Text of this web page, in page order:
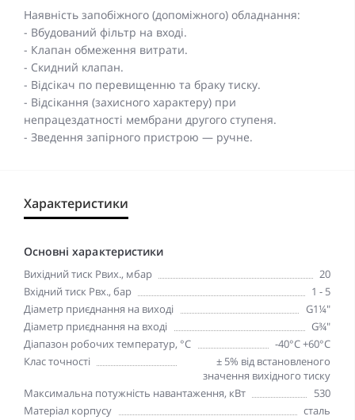
Наявність запобіжного (допоміжного) обладнання:
- Вбудований фільтр на вході.
- Клапан обмеження витрати.
- Скидний клапан.
- Відсікач по перевищенню та браку тиску.
- Відсікання (захисного характеру) при
непрацездатності мембрани другого ступеня.
- Зведення запірного пристрою — ручне.
Характеристики
Основні характеристики
Вихідний тиск Рвих., мбар
20
Вхідний тиск Рвх., бар
1 - 5
Діаметр приєднання на виході
G1¼"
Діаметр приєднання на вході
G¾"
Діапазон робочих температур, °С
-40°С +60°С
Клас точності
± 5% від встановленого
значення вихідного тиску
Максимальна потужність навантаження, кВт
530
Матеріал корпусу
сталь